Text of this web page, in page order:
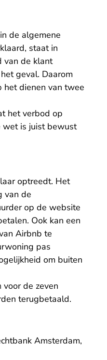
de algemene
staat in
van de klant
geval. Daarom
dienen van twee
het verbod op
wet is juist bewust
optreedt. Het
van de
op de website
Ook kan een
Airbnb te
pas
om buiten
de zeven
terugbetaald.
Amsterdam,